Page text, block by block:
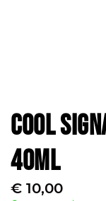
Cool
40ml
€ 10,00